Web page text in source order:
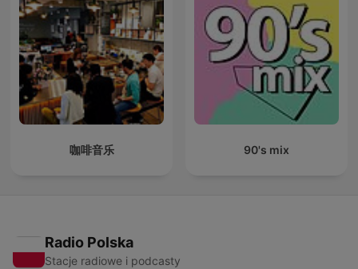
咖啡音乐 90's mix
Radio Polska
Stacje radiowe i podcasty